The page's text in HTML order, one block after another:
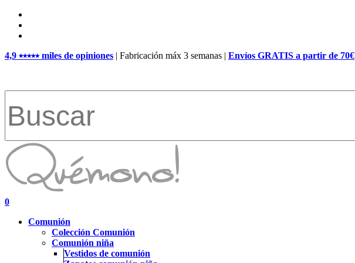
Skip
main
4,9 ⭑⭑⭑⭑⭑ miles de opiniones | Fabricación máx 3 semanas | Envíos GRATIS a partir de 70€
Close
Search
search
account
0
Comunión
Colección Comunión
Comunión niña
Vestidos de comunión